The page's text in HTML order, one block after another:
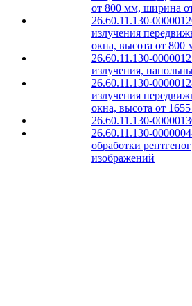
от 800 мм, ширина
26.60.11.130-
излучения
окна, высота от
26.60.11.130-
излучения,
26.60.11.130-
излучения
окна, высота от
26.60.11.130-
26.60.11.130-
обработки
изображений